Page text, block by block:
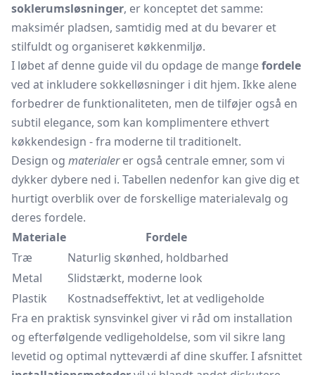
soklerumsløsninger, er konceptet det samme:
maksimér pladsen, samtidig med at du bevarer et
stilfuldt og organiseret køkkenmiljø.
I løbet af denne guide vil du opdage de mangefordele
ved at inkludere sokkelløsninger i dit hjem. Ikke alene
forbedrer de funktionaliteten, men de tilføjer også en
subtil elegance, som kan komplimentere ethvert
køkkendesign - fra moderne til traditionelt.
Design og materialerer også centrale emner, som vi
dykker dybere ned i. Tabellen nedenfor kan give dig et
hurtigt overblik over de forskellige materialevalg og
deres fordele.
Materiale
Fordele
Træ
Naturlig skønhed, holdbarhed
Metal
Slidstærkt, moderne look
Plastik
Kostnadseffektivt, let at vedligeholde
Fra en praktisk synsvinkel giver vi råd om installation
og efterfølgende vedligeholdelse, som vil sikre lang
levetid og optimal nytteværdi af dine skuffer. I afsnittet